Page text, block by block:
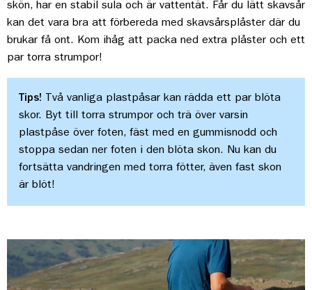
skön, har en stabil sula och är vattentät. Får du lätt skavsår
kan det vara bra att förbereda med skavsårsplåster där du
brukar få ont. Kom ihåg att packa ned extra plåster och ett
par torra strumpor!
Tips! Två vanliga plastpåsar kan rädda ett par blöta
skor. Byt till torra strumpor och trä över varsin
plastpåse över foten, fäst med en gummisnodd och
stoppa sedan ner foten i den blöta skon. Nu kan du
fortsätta vandringen med torra fötter, även fast skon
är blöt!